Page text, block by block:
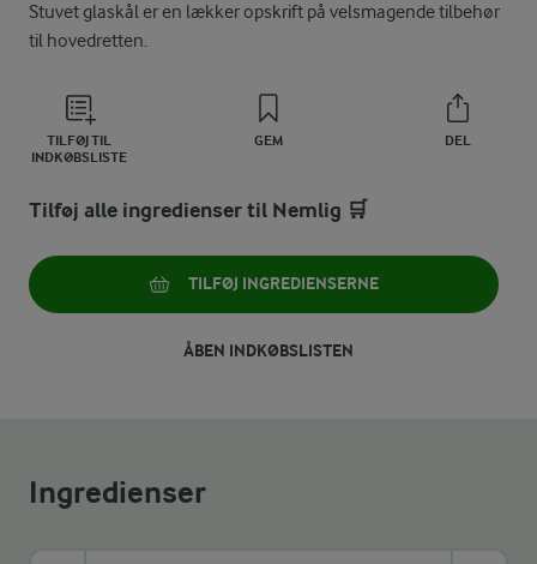
Stuvet glaskål er en lækker opskrift på velsmagende tilbehør
til hovedretten.
TILFØJ TIL
INDKØBSLISTE
GEM DEL
Tilføj alle ingredienser til Nemlig 🛒
TILFØJ INGREDIENSERNE
ÅBEN INDKØBSLISTEN
Ingredienser